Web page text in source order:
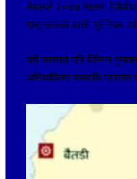
नेपालले २०७७ सालमा
राष्ट्रहरूको चासो युरेनियम
यही कारणले पनि विभिन्न
अभिव्यक्तिमा यसमाथि प्रशस्त